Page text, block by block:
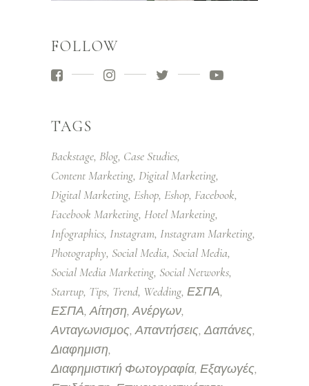
FOLLOW
TAGS
Backstage Blog Case Studies
Content Marketing Digital Marketing
Digital Marketing Eshop Eshop Facebook
Facebook Marketing Hotel Marketing
Infographics Instagram Instagram Marketing
Photography Social Media Social Media
Social Media Marketing Social Networks
Startup Tips Trend Wedding ΕΣΠΑ
ΕΣΠΑ Αίτηση Ανέργων
Ανταγωνισμος Απαντήσεις Δαπάνες
Διαφημιση
Διαφημιστική Φωτογραφία Εξαγωγές